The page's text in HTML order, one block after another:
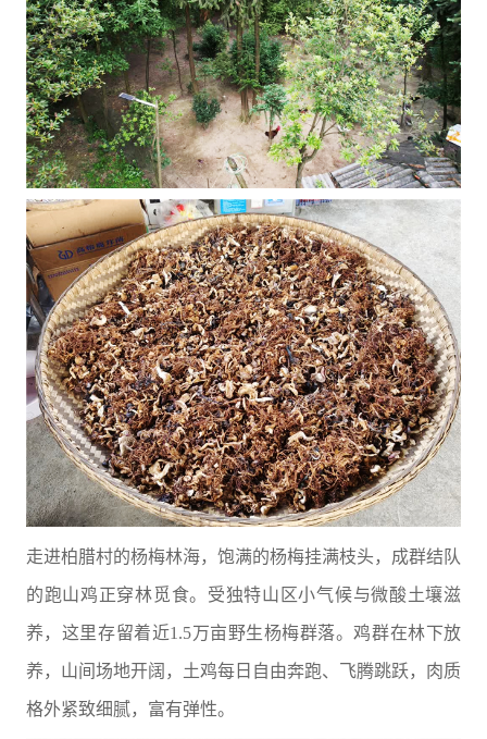
走进柏腊村的杨梅林海，饱满的杨梅挂满枝头，成群结队
的跑山鸡正穿林觅食。受独特山区小气候与微酸土壤滋
养，这里存留着近1.5万亩野生杨梅群落。鸡群在林下放
养，山间场地开阔，土鸡每日自由奔跑、飞腾跳跃，肉质
格外紧致细腻，富有弹性。